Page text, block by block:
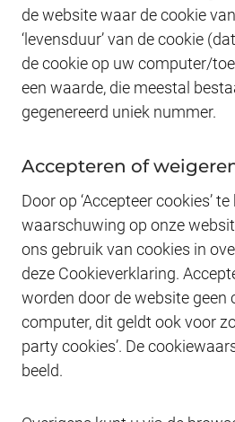
de website waar de cookie
‘levensduur’ van de cookie
de cookie op uw computer/
een waarde, die meestal
gegenereerd uniek nummer.
Accepteren of
Door op ‘Accepteer cookies’
waarschuwing op onze
ons gebruik van cookies in
deze Cookieverklaring.
worden door de website geen
computer, dit geldt ook voor
party cookies’. De
beeld.